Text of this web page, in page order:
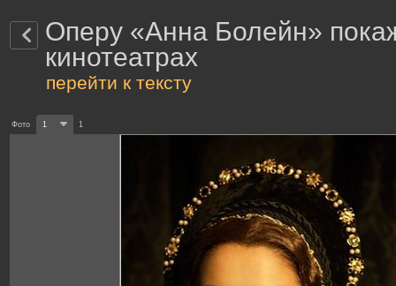
Оперу «Анна Болейн»
кинотеатрах
перейти к тексту
Фото 1 1